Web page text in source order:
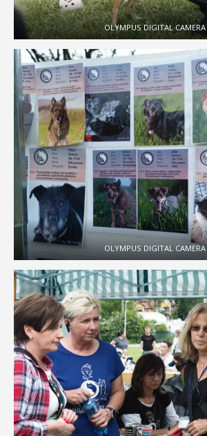
OLYMPUS DIGITAL CAMERA
OLYMPUS DIGITAL CAMERA